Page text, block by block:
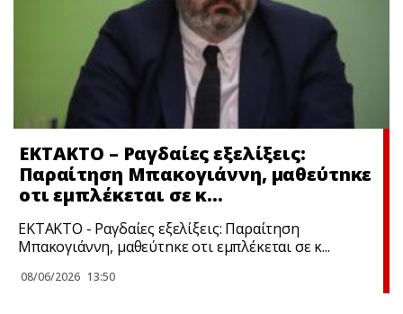
ΕΚΤΑΚΤΟ – Ραγδαίες εξελίξεις:
Παραίτηση Μπακογιάννη, μαθεύτnκε
οτι εμπλέκεται σε κ…
ΕΚΤΑΚΤΟ - Ραγδαίες εξελίξεις: Παραίτηση
Μπακογιάννη, μαθεύτnκε οτι εμπλέκεται σε κ...
08/06/2026 13:50